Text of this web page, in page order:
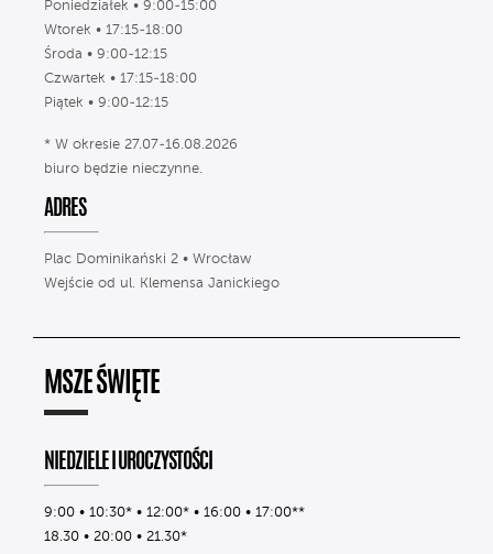
Poniedziałek • 9:00-15:00
Wtorek • 17:15-18:00
Środa • 9:00-12:15
Czwartek • 17:15-18:00
Piątek • 9:00-12:15
* W okresie 27.07-16.08.2026
biuro będzie nieczynne.
ADRES
Plac Dominikański 2 • Wrocław
Wejście od ul. Klemensa Janickiego
MSZE ŚWIĘTE
NIEDZIELE I UROCZYSTOŚCI
9:00 • 10:30* • 12:00* • 16:00 • 17:00**
18.30 • 20:00 • 21.30*